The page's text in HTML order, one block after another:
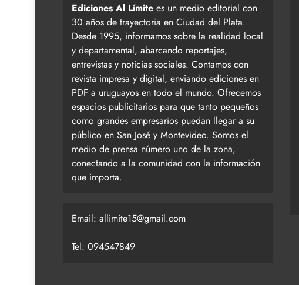
Ediciones Al Límite es un medio editorial con
30 años de trayectoria en Ciudad del Plata.
Desde 1995, informamos sobre la realidad local
y departamental, abarcando reportajes,
entrevistas y noticias sociales. Contamos con
revista impresa y digital, enviando ediciones en
PDF a uruguayos en todo el mundo. Ofrecemos
espacios publicitarios para que tanto pequeños
como grandes empresarios puedan llegar a su
público en San José y Montevideo. Somos el
medio de prensa número uno de la zona,
conectando a la comunidad con la información
que importa.
Email: allimite15@gmail.com
Tel: 094547849